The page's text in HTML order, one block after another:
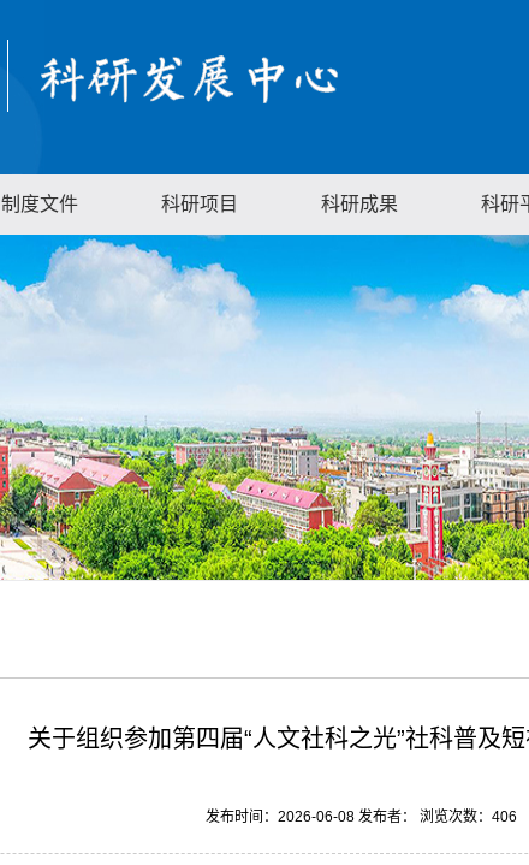
制度文件 科研项目 科研成果 科研
关于组织参加第四届“人文社科之光”社科普及
发布时间：2026-06-08 发布者： 浏览次数： 406